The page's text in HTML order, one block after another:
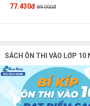
77.430đ 89.000đ
SÁCH ÔN THI VÀO LỚP 10